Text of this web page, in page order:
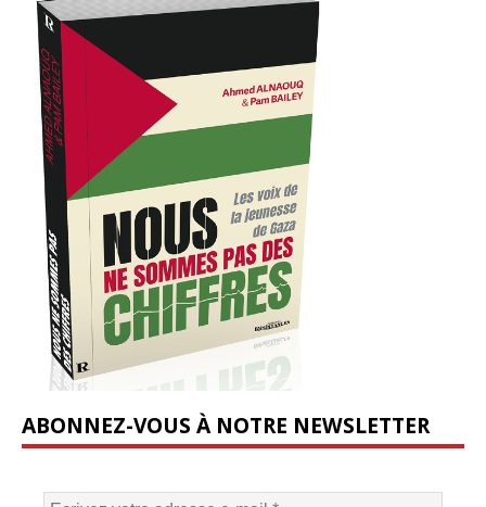
ABONNEZ-VOUS À NOTRE NEWSLETTER